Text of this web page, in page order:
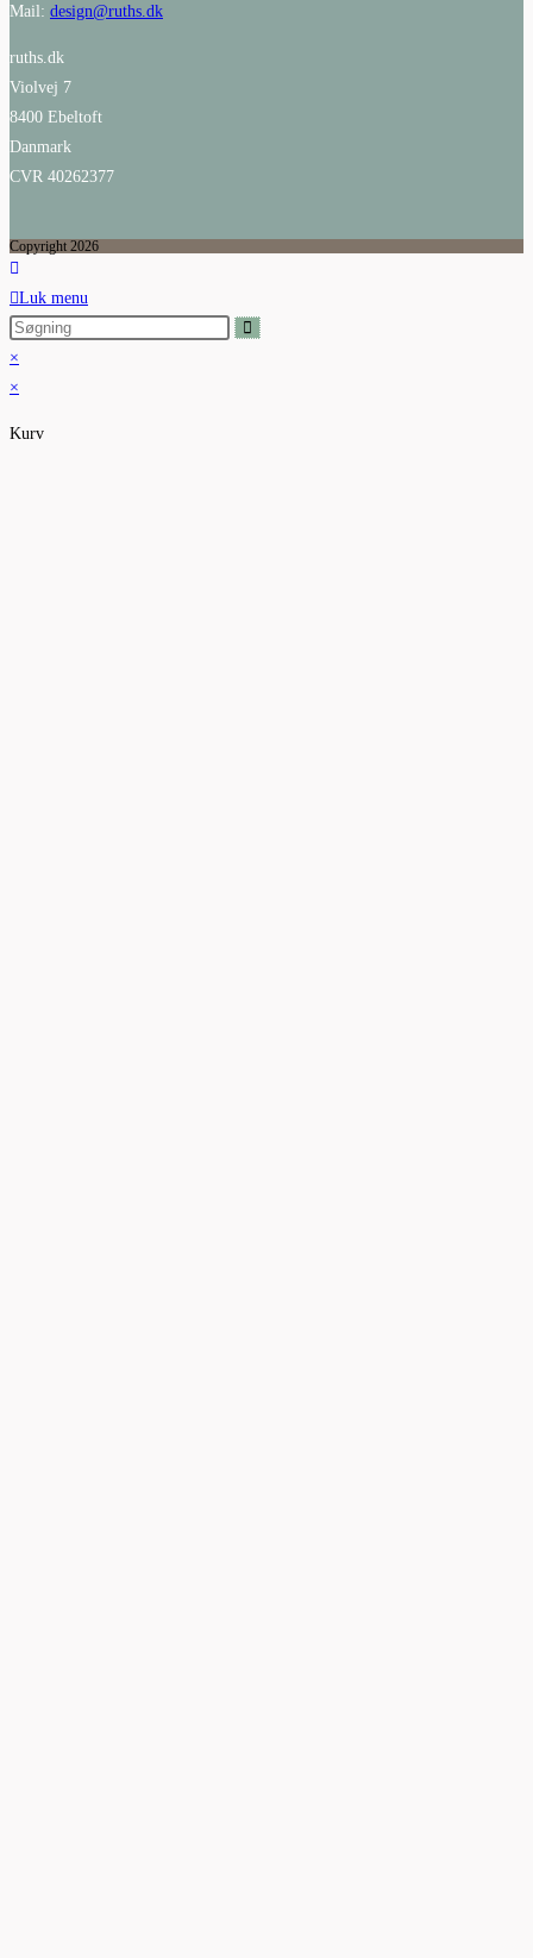
Mail: design@ruths.dk
ruths.dk
Violvej 7
8400 Ebeltoft
Danmark
CVR 40262377
Copyright 2026
Luk menu
×
×
Kurv